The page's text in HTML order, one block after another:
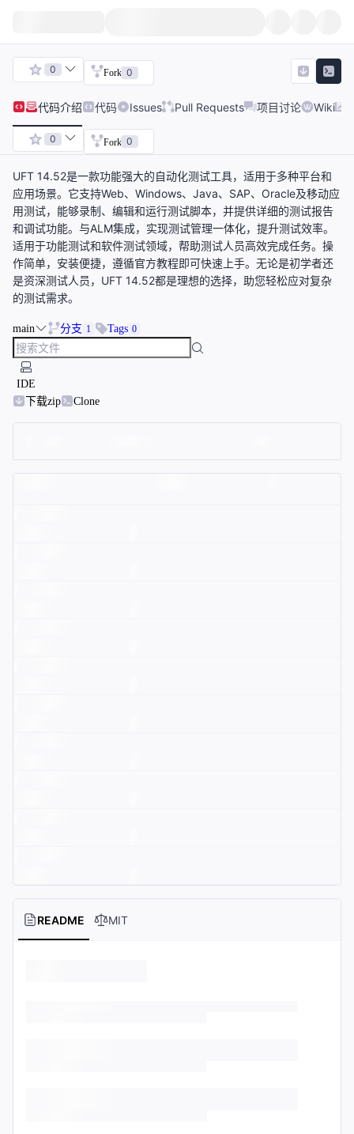
0 Fork 0
代码介绍 代码 Issues Pull Requests 项目讨论 Wiki
0 Fork 0
UFT 14.52是一款功能强大的自动化测试工具，适用于多种平台和
应用场景。它支持Web、Windows、Java、SAP、Oracle及移动应
用测试，能够录制、编辑和运行测试脚本，并提供详细的测试报告
和调试功能。与ALM集成，实现测试管理一体化，提升测试效率。
适用于功能测试和软件测试领域，帮助测试人员高效完成任务。操
作简单，安装便捷，遵循官方教程即可快速上手。无论是初学者还
是资深测试人员，UFT 14.52都是理想的选择，助您轻松应对复杂
的测试需求。
main 分支 1 Tags 0
IDE
下载zip
Clone
README MIT